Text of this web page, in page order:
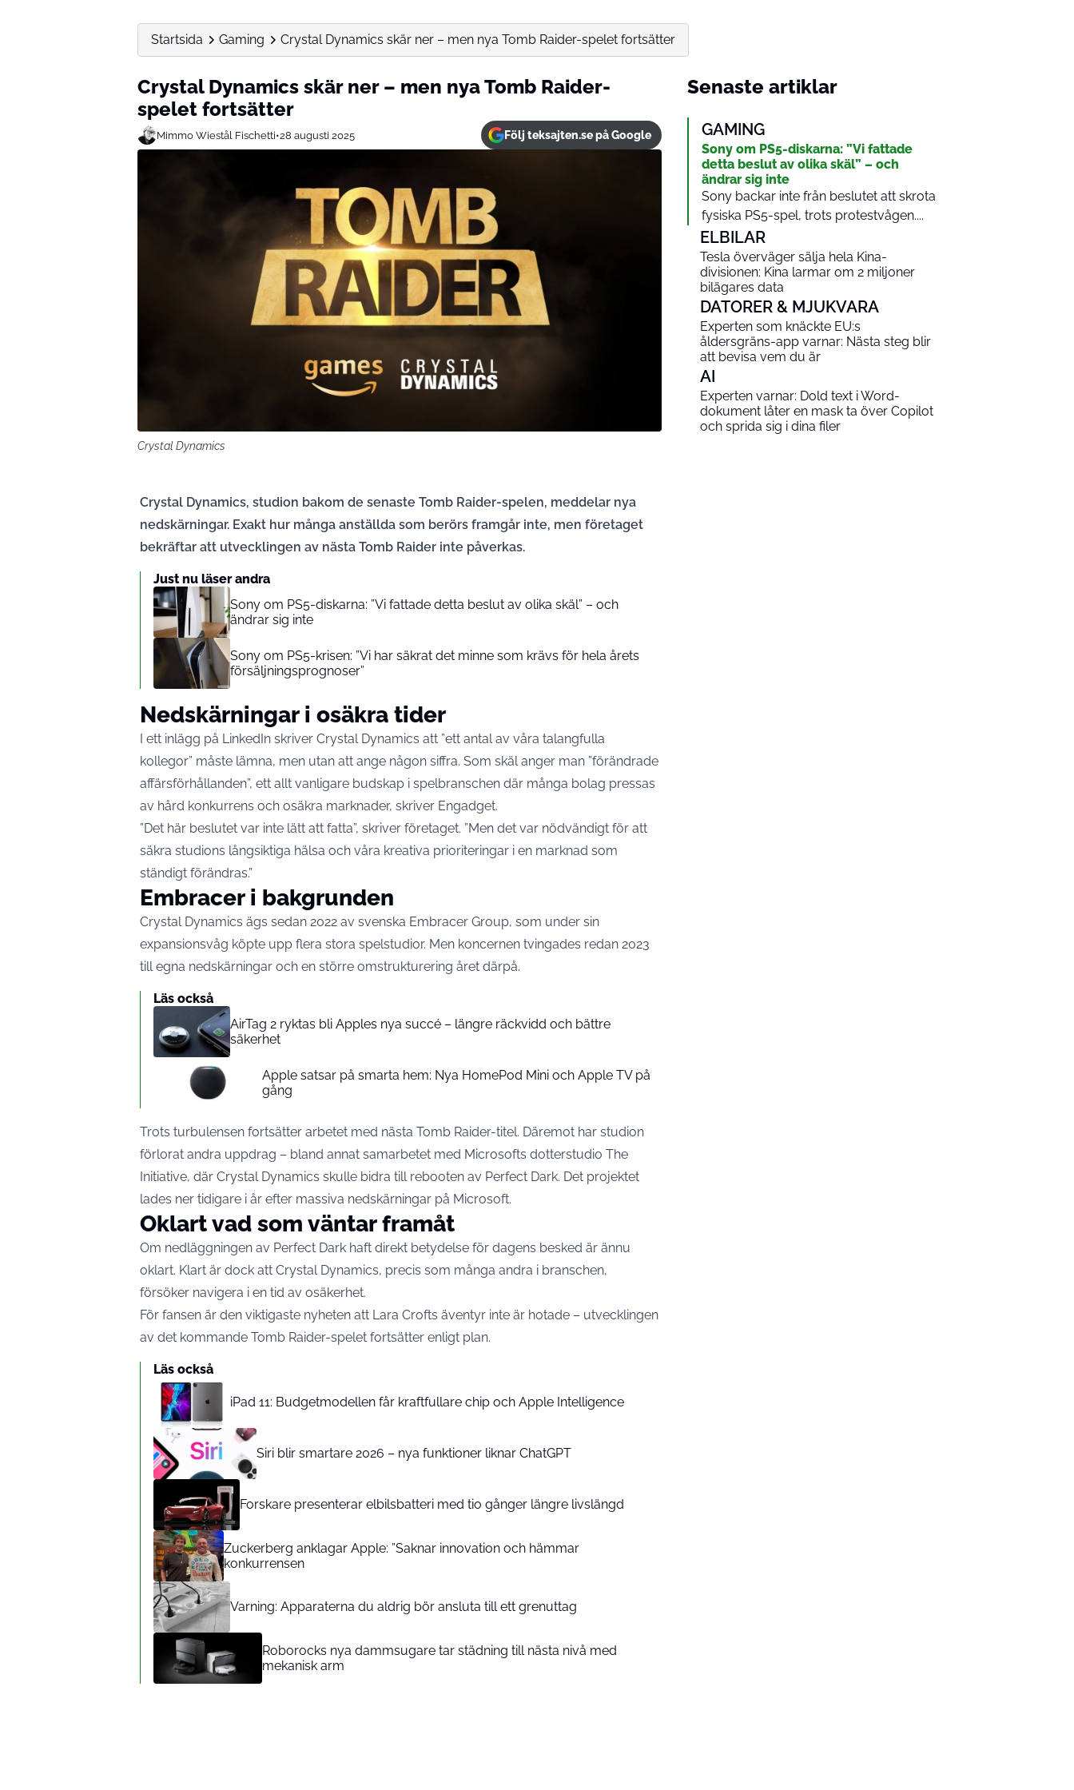
Startsida Gaming Crystal Dynamics skär ner – men nya Tomb Raider-spelet fortsätter
Crystal Dynamics skär ner – men nya Tomb Raider-
spelet fortsätter
Mimmo Wiestål Fischetti•28 augusti 2025 Följ teksajten.se på Google
Crystal Dynamics
Crystal Dynamics, studion bakom de senaste Tomb Raider-spelen, meddelar nya
nedskärningar. Exakt hur många anställda som berörs framgår inte, men företaget
bekräftar att utvecklingen av nästa Tomb Raider inte påverkas.
Just nu läser andra
Sony om PS5-diskarna: ”Vi fattade detta beslut av olika skäl” – och
ändrar sig inte
Sony om PS5-krisen: ”Vi har säkrat det minne som krävs för hela årets
försäljningsprognoser”
Nedskärningar i osäkra tider
I ett inlägg på LinkedIn skriver Crystal Dynamics att ”ett antal av våra talangfulla
kollegor” måste lämna, men utan att ange någon siffra. Som skäl anger man ”förändrade
affärsförhållanden”, ett allt vanligare budskap i spelbranschen där många bolag pressas
av hård konkurrens och osäkra marknader, skriver Engadget.
”Det här beslutet var inte lätt att fatta”, skriver företaget. ”Men det var nödvändigt för att
säkra studions långsiktiga hälsa och våra kreativa prioriteringar i en marknad som
ständigt förändras.”
Embracer i bakgrunden
Crystal Dynamics ägs sedan 2022 av svenska Embracer Group, som under sin
expansionsvåg köpte upp flera stora spelstudior. Men koncernen tvingades redan 2023
till egna nedskärningar och en större omstrukturering året därpå.
Läs också
AirTag 2 ryktas bli Apples nya succé – längre räckvidd och bättre
säkerhet
Apple satsar på smarta hem: Nya HomePod Mini och Apple TV på
gång
Trots turbulensen fortsätter arbetet med nästa Tomb Raider-titel. Däremot har studion
förlorat andra uppdrag – bland annat samarbetet med Microsofts dotterstudio The
Initiative, där Crystal Dynamics skulle bidra till rebooten av Perfect Dark. Det projektet
lades ner tidigare i år efter massiva nedskärningar på Microsoft.
Oklart vad som väntar framåt
Om nedläggningen av Perfect Dark haft direkt betydelse för dagens besked är ännu
oklart. Klart är dock att Crystal Dynamics, precis som många andra i branschen,
försöker navigera i en tid av osäkerhet.
För fansen är den viktigaste nyheten att Lara Crofts äventyr inte är hotade – utvecklingen
av det kommande Tomb Raider-spelet fortsätter enligt plan.
Läs också
iPad 11: Budgetmodellen får kraftfullare chip och Apple Intelligence
Siri blir smartare 2026 – nya funktioner liknar ChatGPT
Forskare presenterar elbilsbatteri med tio gånger längre livslängd
Zuckerberg anklagar Apple: ”Saknar innovation och hämmar
konkurrensen
Varning: Apparaterna du aldrig bör ansluta till ett grenuttag
Roborocks nya dammsugare tar städning till nästa nivå med
mekanisk arm
Senaste artiklar
GAMING
Sony om PS5-diskarna: ”Vi fattade
detta beslut av olika skäl” – och
ändrar sig inte
Sony backar inte från beslutet att skrota
fysiska PS5-spel, trots protestvågen....
ELBILAR
Tesla överväger sälja hela Kina-
divisionen: Kina larmar om 2 miljoner
bilägares data
DATORER & MJUKVARA
Experten som knäckte EU:s
åldersgräns-app varnar: Nästa steg blir
att bevisa vem du är
AI
Experten varnar: Dold text i Word-
dokument låter en mask ta över Copilot
och sprida sig i dina filer